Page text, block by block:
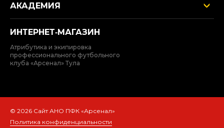
АКАДЕМИЯ
ИНТЕРНЕТ‑МАГАЗИН
Атрибутика и экипировка
профессионального футбольного
клуба «Арсенал» Тула
© 2026 Сайт АНО ПФК «Арсенал»
Политика конфиденциальности